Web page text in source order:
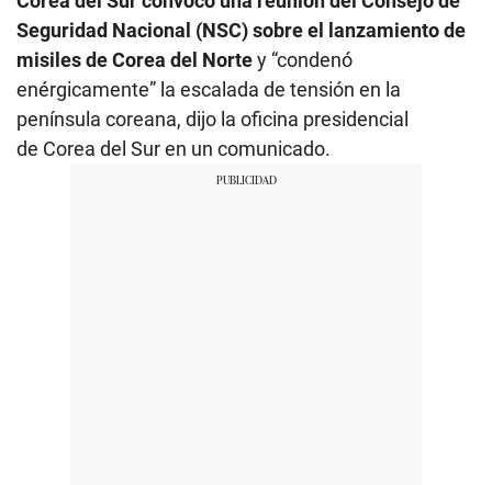
Seguridad Nacional (NSC) sobre el lanzamiento de
misiles de Corea del Nortey “condenó
enérgicamente” la escalada de tensión en la
península coreana, dijo la oficina presidencial
de Corea del Sur en un comunicado.